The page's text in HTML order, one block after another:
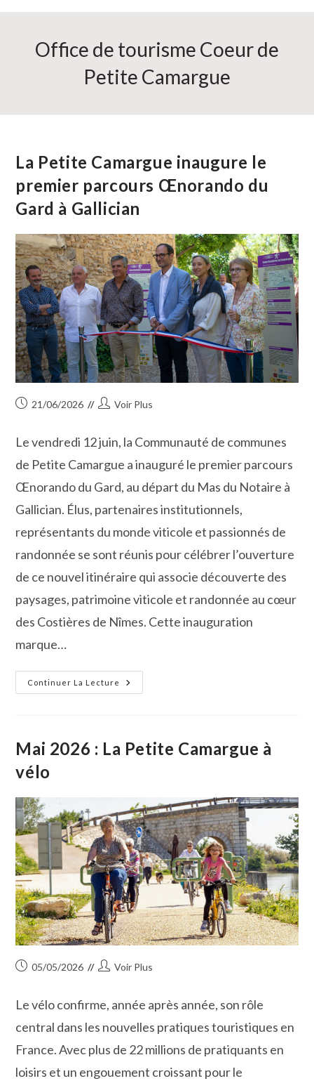
Office de tourisme Coeur de
Petite Camargue
La Petite Camargue inaugure le
premier parcours Œnorando du
Gard à Gallician
Publication
21/06/2026
Auteur/autrice
publication :
Voir Plus
Le vendredi 12 juin, la Communauté de communes
de Petite Camargue a inauguré le premier parcours
Œnorando du Gard, au départ du Mas du Notaire à
Gallician. Élus, partenaires institutionnels,
représentants du monde viticole et passionnés de
randonnée se sont réunis pour célébrer l’ouverture
de ce nouvel itinéraire qui associe découverte des
paysages, patrimoine viticole et randonnée au cœur
des Costières de Nîmes. Cette inauguration
marque…
Continuer La Lecture
La
Petite
Parcours
Œnorando
Mai 2026 : La Petite Camargue à
vélo
Publication
05/05/2026
Auteur/autrice
publication :
Voir Plus
Le vélo confirme, année après année, son rôle
central dans les nouvelles pratiques touristiques en
France. Avec plus de 22 millions de pratiquants en
loisirs et un engouement croissant pour le